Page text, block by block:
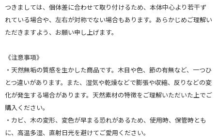
つきましては、個体差に合わせて取り付けるため、本体中心より若干ず
れている場合や、左右が対称でない場合もあります。あらかじめご理解い
ただきますよう、お願い申し上げます。
《注意事項》
・天然無垢の質感を生かした商品です。木目や色、節の有無など、一つひ
とつ違いがあります。また、湿気や乾燥などで膨張や収縮、反りなどの変
化が発生する場合があります。天然素材の特徴をご理解いただいた上でご
購入ください。
・カビ、木の変形、変色が早まる恐れがあるため、使用時、保管時とも
に、高温多湿、直射日光を避けてご愛用ください。